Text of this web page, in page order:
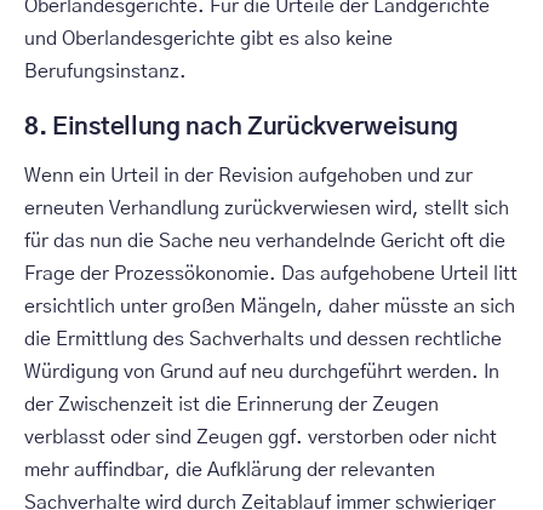
Oberlandesgerichte. Für die Urteile der Landgerichte
und Oberlandesgerichte gibt es also keine
Berufungsinstanz.
8. Einstellung nach Zurückverweisung
Wenn ein Urteil in der Revision aufgehoben und zur
erneuten Verhandlung zurückverwiesen wird, stellt sich
für das nun die Sache neu verhandelnde Gericht oft die
Frage der Prozessökonomie. Das aufgehobene Urteil litt
ersichtlich unter großen Mängeln, daher müsste an sich
die Ermittlung des Sachverhalts und dessen rechtliche
Würdigung von Grund auf neu durchgeführt werden. In
der Zwischenzeit ist die Erinnerung der Zeugen
verblasst oder sind Zeugen ggf. verstorben oder nicht
mehr auffindbar, die Aufklärung der relevanten
Sachverhalte wird durch Zeitablauf immer schwieriger